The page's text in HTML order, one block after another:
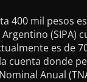
400 mil pesos
(SIPA)
es de
cuenta donde
Anual